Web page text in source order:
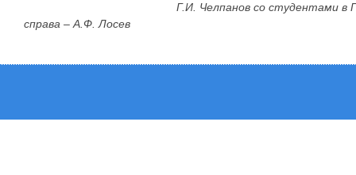
Г.И. Челпанов со студентами в
справа – А.Ф. Лосев